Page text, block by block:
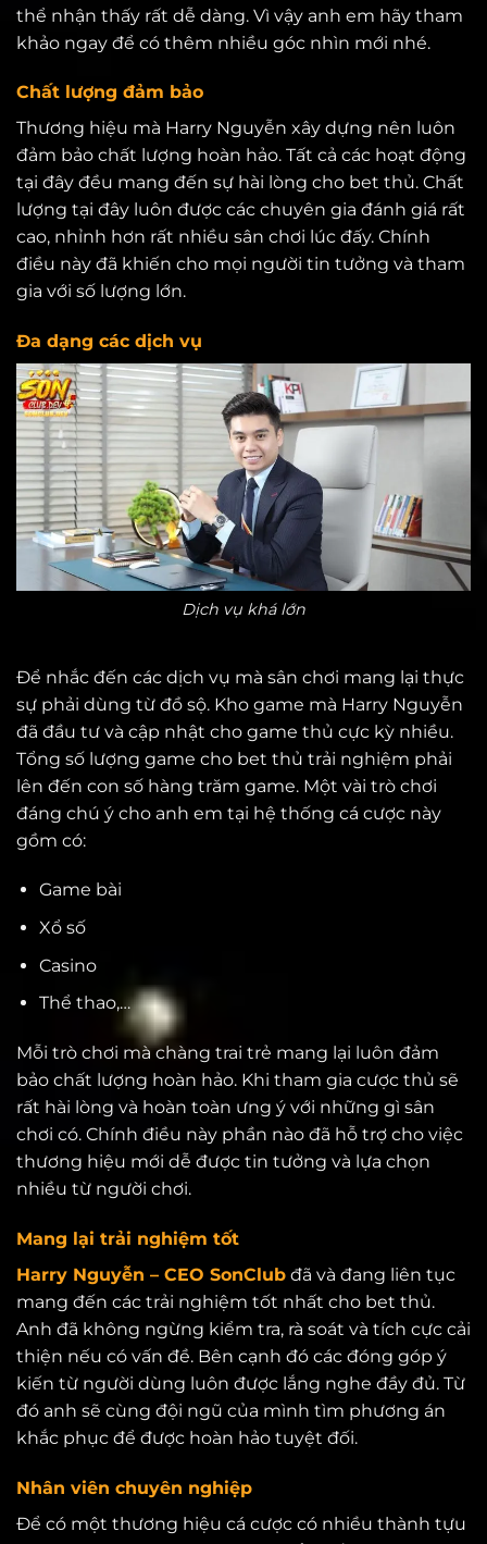
thể nhận thấy rất dễ dàng. Vì vậy anh em hãy tham
khảo ngay để có thêm nhiều góc nhìn mới nhé.
Chất lượng đảm bảo
Thương hiệu mà Harry Nguyễn xây dựng nên luôn
đảm bảo chất lượng hoàn hảo. Tất cả các hoạt động
tại đây đều mang đến sự hài lòng cho bet thủ. Chất
lượng tại đây luôn được các chuyên gia đánh giá rất
cao, nhỉnh hơn rất nhiều sân chơi lúc đấy. Chính
điều này đã khiến cho mọi người tin tưởng và tham
gia với số lượng lớn.
Đa dạng các dịch vụ
Dịch vụ khá lớn
Để nhắc đến các dịch vụ mà sân chơi mang lại thực
sự phải dùng từ đồ sộ. Kho game mà Harry Nguyễn
đã đầu tư và cập nhật cho game thủ cực kỳ nhiều.
Tổng số lượng game cho bet thủ trải nghiệm phải
lên đến con số hàng trăm game. Một vài trò chơi
đáng chú ý cho anh em tại hệ thống cá cược này
gồm có:
Game bài
Xổ số
Casino
Thể thao,…
Mỗi trò chơi mà chàng trai trẻ mang lại luôn đảm
bảo chất lượng hoàn hảo. Khi tham gia cược thủ sẽ
rất hài lòng và hoàn toàn ưng ý với những gì sân
chơi có. Chính điều này phần nào đã hỗ trợ cho việc
thương hiệu mới dễ được tin tưởng và lựa chọn
nhiều từ người chơi.
Mang lại trải nghiệm tốt
Harry Nguyễn – CEO SonClub đã và đang liên tục
mang đến các trải nghiệm tốt nhất cho bet thủ.
Anh đã không ngừng kiểm tra, rà soát và tích cực cải
thiện nếu có vấn đề. Bên cạnh đó các đóng góp ý
kiến từ người dùng luôn được lắng nghe đầy đủ. Từ
đó anh sẽ cùng đội ngũ của mình tìm phương án
khắc phục để được hoàn hảo tuyệt đối.
Nhân viên chuyên nghiệp
Để có một thương hiệu cá cược có nhiều thành tựu